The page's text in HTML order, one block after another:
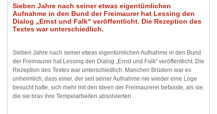
Sieben Jahre nach seiner etwas eigentümlichen
Aufnahme in den Bund der Freimaurer hat Lessing den
Dialog „Ernst und Falk“ veröffentlicht. Die Rezeption des
Textes war unterschiedlich.
Sieben Jahre nach seiner etwas eigentümlichen Aufnahme in den Bund
der Freimaurer hat Lessing den Dialog „Ernst und Falk“ veröffentlicht. Die
Rezeption des Textes war unterschiedlich. Manchen Brüdern war es
unheimlich, dass einer, der seit seiner Aufnahme nie wieder eine Loge
besucht hatte, sich mehr mit den Ideen der Freimaurerei befasste, als sie,
die sie brav ihre Tempelarbeiten absolvierten.